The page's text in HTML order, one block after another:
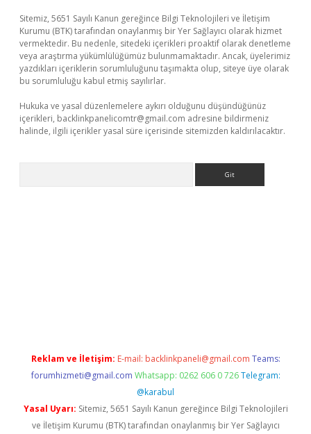
Sitemiz, 5651 Sayılı Kanun gereğince Bilgi Teknolojileri ve İletişim
Kurumu (BTK) tarafından onaylanmış bir Yer Sağlayıcı olarak hizmet
vermektedir. Bu nedenle, sitedeki içerikleri proaktif olarak denetleme
veya araştırma yükümlülüğümüz bulunmamaktadır. Ancak, üyelerimiz
yazdıkları içeriklerin sorumluluğunu taşımakta olup, siteye üye olarak
bu sorumluluğu kabul etmiş sayılırlar.
Hukuka ve yasal düzenlemelere aykırı olduğunu düşündüğünüz
içerikleri, backlinkpanelicomtr@gmail.com adresine bildirmeniz
halinde, ilgili içerikler yasal süre içerisinde sitemizden kaldırılacaktır.
Reklam ve İletişim: E-mail: backlinkpaneli@gmail.com Teams:
forumhizmeti@gmail.com Whatsapp: 0262 606 0 726 Telegram:
@karabul
Yasal Uyarı: Sitemiz, 5651 Sayılı Kanun gereğince Bilgi Teknolojileri
ve İletişim Kurumu (BTK) tarafından onaylanmış bir Yer Sağlayıcı